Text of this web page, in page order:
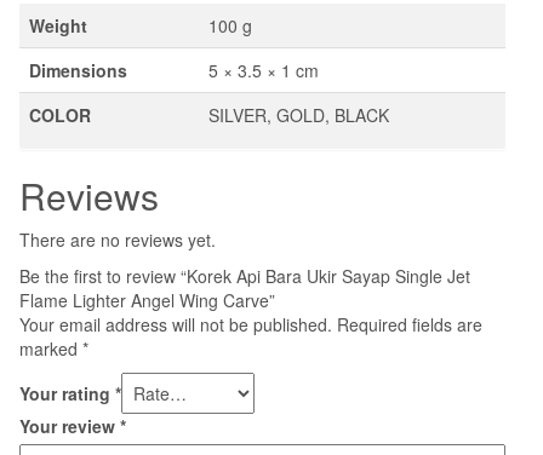
Weight
100 g
Dimensions
5 × 3.5 × 1 cm
COLOR
SILVER, GOLD, BLACK
Reviews
There are no reviews yet.
Be the first to review “Korek Api Bara Ukir Sayap Single Jet
Flame Lighter Angel Wing Carve”
Your email address will not be published. Required fields are
marked *
Your rating *
Your review *